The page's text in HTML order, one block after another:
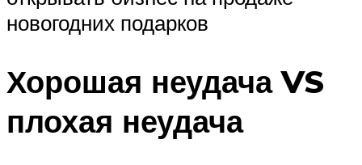
новогодних подарков
Хорошая неудача VS
плохая неудача